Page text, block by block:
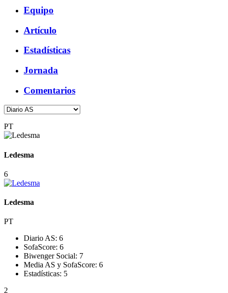
Equipo
Artículo
Estadísticas
Jornada
Comentarios
PT
Ledesma
6
Ledesma
PT
Diario AS: 6
SofaScore: 6
Biwenger Social: 7
Media AS y SofaScore: 6
Estadísticas: 5
2